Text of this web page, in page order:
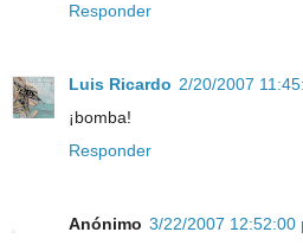
Responder
Luis Ricardo 2/20/2007
¡bomba!
Responder
Anónimo 3/22/2007 12:52:00